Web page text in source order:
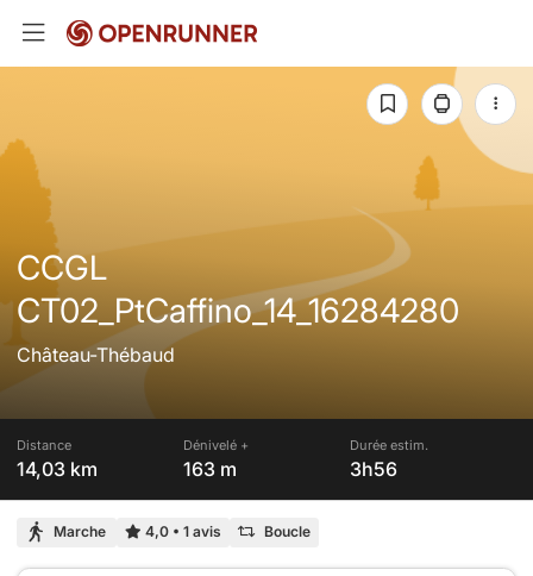
CCGL
CT02_PtCaffino_14_16284280
Château-Thébaud
Distance
14,03 km
Dénivelé +
163 m
Durée estim.
3h56
Marche 4,0 • 1 avis Boucle